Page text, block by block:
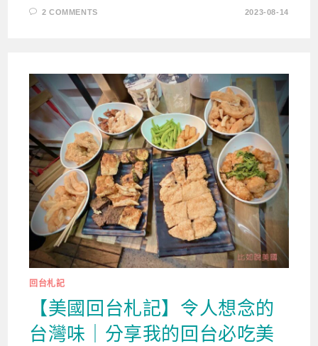
2 COMMENTS 2023-08-14
回台札記
【美國回台札記】令人想念的
台灣味｜分享我的回台必吃美